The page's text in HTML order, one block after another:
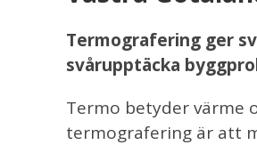
Termografering ger
svårupptäcka
Termo betyder värme
termografering är att